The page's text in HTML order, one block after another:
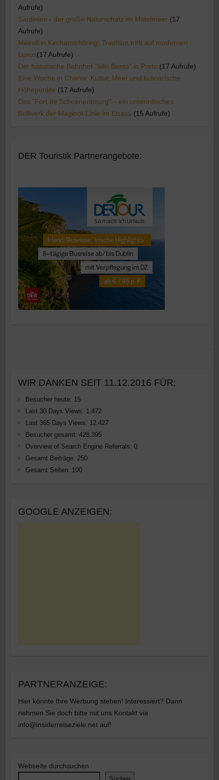
Aufrufe)
Sardinien - der große Naturschatz im Mittelmeer (17
Aufrufe)
Meindl in Kirchanschöring: Tradition trifft auf modernen
Luxus​(17 Aufrufe)
Der historische Bahnhof "São Bento" in Porto (17 Aufrufe)
Eine Woche in Chania: Kultur, Meer und kulinarische
Höhepunkte (17 Aufrufe)
Das "Fort de Schoenenbourg" – ein unterirdisches
Bollwerk der Maginot-Linie im Elsass (15 Aufrufe)
DER Touristik Partnerangebote:
WIR DANKEN SEIT 11.12.2016 FÜR:
Besucher heute: 15
Last 30 Days Views: 1.472
Last 365 Days Views: 12.427
Besucher gesamt: 428.395
Overview of Search Engine Referrals: 0
Gesamt Beiträge: 250
Gesamt Seiten: 100
GOOGLE ANZEIGEN:
PARTNERANZEIGE:
Hier könnte Ihre Werbung stehen! Interessiert? Dann
nehmen Sie doch bitte mit uns Kontakt via
info@insiderreiseziele.net auf!
Webseite durchsuchen